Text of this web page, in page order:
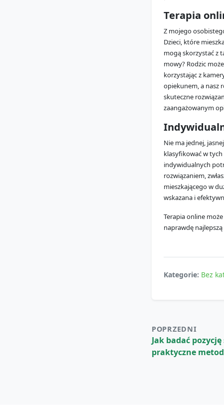
Terapia
Z mojego
Dzieci, które
mogą skorzystać z
mowy? Rodzic
korzystając z
opiekunem, a nasz
skuteczne
zaangażowanym
Nie ma jednej,
klasyfikować w
indywidualnych
rozwiązaniem,
mieszkającego w
wskazana i
Terapia online
naprawdę
Kategorie: Bez
POPRZEDNI
Jak badać
praktyczne